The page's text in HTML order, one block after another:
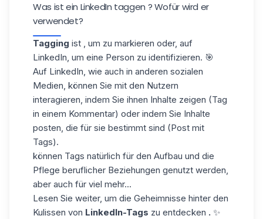
Was ist ein LinkedIn taggen ? Wofür wird er
verwendet?
Tagging ist , um zu markieren oder, auf
LinkedIn, um eine Person zu identifizieren. 🎯
Auf LinkedIn, wie auch in anderen sozialen
Medien, können Sie mit den Nutzern
interagieren, indem Sie ihnen Inhalte zeigen (Tag
in einem Kommentar) oder indem Sie Inhalte
posten, die für sie bestimmt sind (Post mit
Tags).
können Tags natürlich für den Aufbau und die
Pflege beruflicher Beziehungen genutzt werden,
aber auch für viel mehr...
Lesen Sie weiter, um die Geheimnisse hinter den
Kulissen von LinkedIn-Tags zu entdecken . ✨